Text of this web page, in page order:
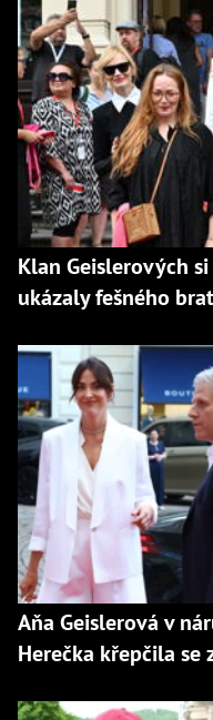
Klan Geislerových
ukázaly fešného
Aňa Geislerová v
Herečka křepčila